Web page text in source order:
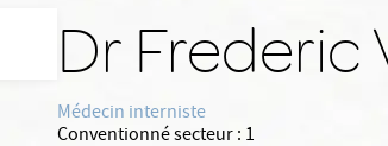
Dr Frederic
Médecin interniste
Conventionné secteur : 1